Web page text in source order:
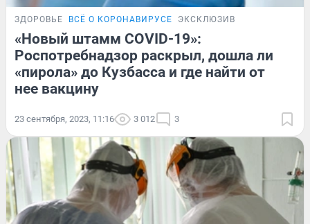
ЗДОРОВЬЕ ВСЁ О КОРОНАВИРУСЕ ЭКСКЛЮЗИВ
«Новый штамм COVID-19»:
Роспотребнадзор раскрыл, дошла ли
«пирола» до Кузбасса и где найти от
нее вакцину
23 сентября, 2023, 11:16 3 012 3